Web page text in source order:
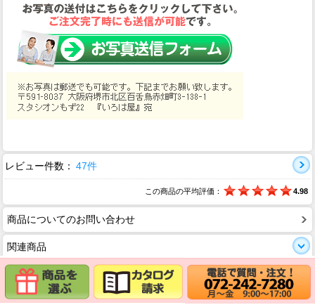
レビュー件数： 47件
この商品の平均評価： 4.98
商品についてのお問い合わせ
関連商品
キラキラ似顔絵色紙名前ポエム
価格20,000円(消費税込:22,000円)